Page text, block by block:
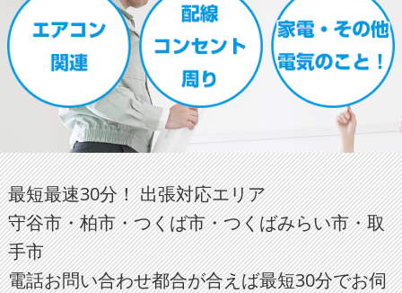
最短最速30分！ 出張対応エリア
守谷市・柏市・つくば市・つくばみらい市・取
手市
電話お問い合わせ都合が合えば最短30分でお伺